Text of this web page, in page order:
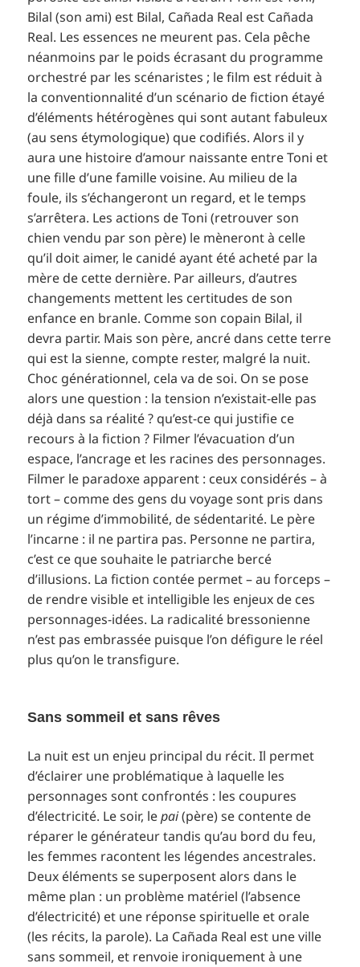
Bilal (son ami) est Bilal, Cañada Real est Cañada
Real. Les essences ne meurent pas. Cela pêche
néanmoins par le poids écrasant du programme
orchestré par les scénaristes ; le film est réduit à
la conventionnalité d’un scénario de fiction étayé
d’éléments hétérogènes qui sont autant fabuleux
(au sens étymologique) que codifiés. Alors il y
aura une histoire d’amour naissante entre Toni et
une fille d’une famille voisine. Au milieu de la
foule, ils s’échangeront un regard, et le temps
s’arrêtera. Les actions de Toni (retrouver son
chien vendu par son père) le mèneront à celle
qu’il doit aimer, le canidé ayant été acheté par la
mère de cette dernière. Par ailleurs, d’autres
changements mettent les certitudes de son
enfance en branle. Comme son copain Bilal, il
devra partir. Mais son père, ancré dans cette terre
qui est la sienne, compte rester, malgré la nuit.
Choc générationnel, cela va de soi. On se pose
alors une question : la tension n’existait-elle pas
déjà dans sa réalité ? qu’est-ce qui justifie ce
recours à la fiction ? Filmer l’évacuation d’un
espace, l’ancrage et les racines des personnages.
Filmer le paradoxe apparent : ceux considérés – à
tort – comme des gens du voyage sont pris dans
un régime d’immobilité, de sédentarité. Le père
l’incarne : il ne partira pas. Personne ne partira,
c’est ce que souhaite le patriarche bercé
d’illusions. La fiction contée permet – au forceps –
de rendre visible et intelligible les enjeux de ces
personnages-idées. La radicalité bressonienne
n’est pas embrassée puisque l’on défigure le réel
plus qu’on le transfigure.
Sans sommeil et sans rêves
La nuit est un enjeu principal du récit. Il permet
d’éclairer une problématique à laquelle les
personnages sont confrontés : les coupures
d’électricité. Le soir, lepai(père) se contente de
réparer le générateur tandis qu’au bord du feu,
les femmes racontent les légendes ancestrales.
Deux éléments se superposent alors dans le
même plan : un problème matériel (l’absence
d’électricité) et une réponse spirituelle et orale
(les récits, la parole). La Cañada Real est une ville
sans sommeil, et renvoie ironiquement à une